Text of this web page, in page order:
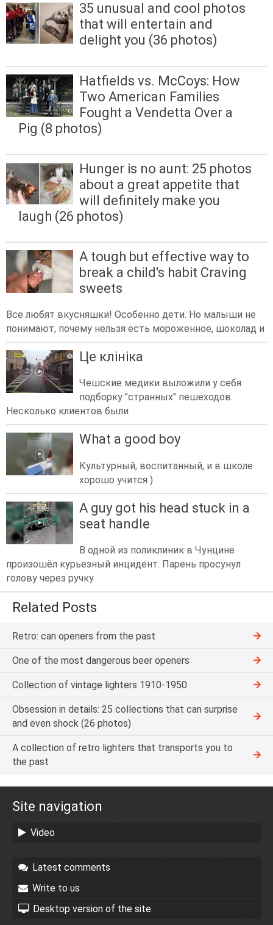
35 unusual and cool photos
that will entertain and
delight you (36 photos)
Hatfields vs. McCoys: How
Two American Families
Fought a Vendetta Over a
Pig (8 photos)
Hunger is no aunt: 25 photos
about a great appetite that
will definitely make you
laugh (26 photos)
A tough but effective way to
break a child's habit Craving
sweets
Все любят вкусняшки! Особенно дети. Но малыши не
понимают, почему нельзя есть мороженное, шоколад и
Це клініка
Чешские медики выложили у себя
подборку "странных" пешеходов.
Несколько клиентов были
What a good boy
Культурный, воспитанный, и в школе
хорошо учится )
A guy got his head stuck in a
seat handle
В одной из поликлиник в Чунцине
произошёл курьезный инцидент. Парень просунул
голову через ручку
Related Posts
Retro: can openers from the past
One of the most dangerous beer openers
Collection of vintage lighters 1910-1950
Obsession in details: 25 collections that can surprise
and even shock (26 photos)
A collection of retro lighters that transports you to
the past
Site navigation
Video
Latest comments
Write to us
Desktop version of the site